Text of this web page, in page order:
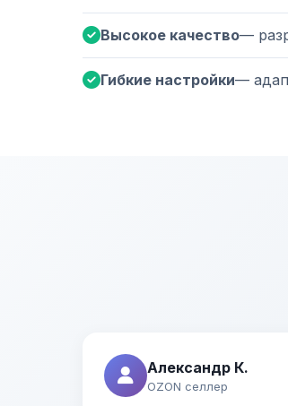
Высокое качество—
Гибкие настройки—
Александр К.
OZON селлер